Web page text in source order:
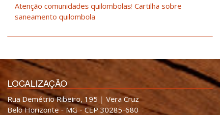
Atenção comunidades quilombolas! Cartilha sobre
saneamento quilombola
LOCALIZAÇÃO
Rua Demétrio Ribeiro, 195 | Vera Cruz
Belo Horizonte - MG - CEP 30285-680